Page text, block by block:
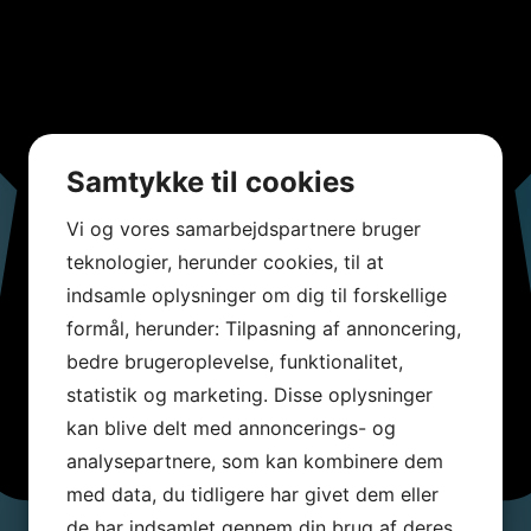
Samtykke til cookies
Vi og vores samarbejdspartnere bruger
teknologier, herunder cookies, til at
indsamle oplysninger om dig til forskellige
formål, herunder: Tilpasning af annoncering,
bedre brugeroplevelse, funktionalitet,
statistik og marketing. Disse oplysninger
kan blive delt med annoncerings- og
analysepartnere, som kan kombinere dem
med data, du tidligere har givet dem eller